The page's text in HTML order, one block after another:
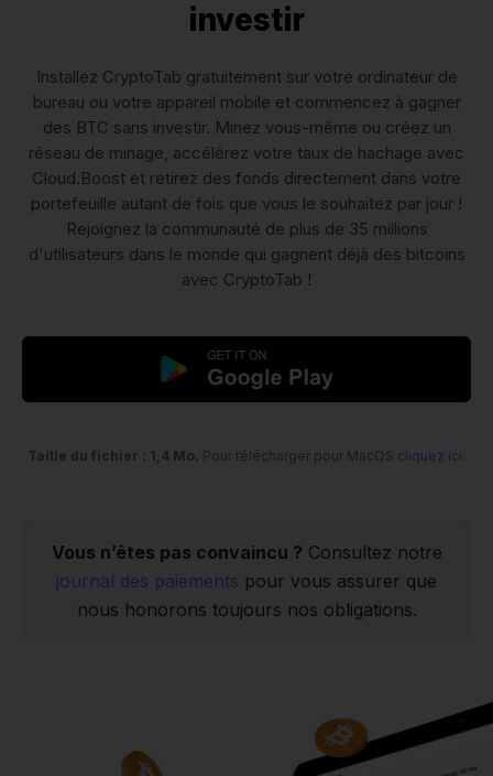
investir
Installez CryptoTab gratuitement sur votre ordinateur de
bureau ou votre appareil mobile et commencez à gagner
des BTC sans investir. Minez vous-même ou créez un
réseau de minage, accélérez votre taux de hachage avec
Cloud.Boost et retirez des fonds directement dans votre
portefeuille autant de fois que vous le souhaitez par jour !
Rejoignez la communauté de plus de 35 millions
d'utilisateurs dans le monde qui gagnent déjà des bitcoins
avec CryptoTab !
Taille du fichier : 1,4 Mo. Pour télécharger pour MacOS cliquez ici
Vous n’êtes pas convaincu ? Consultez notre
journal des paiements pour vous assurer que
nous honorons toujours nos obligations.